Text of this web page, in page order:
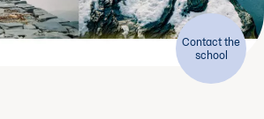
Contact the
school